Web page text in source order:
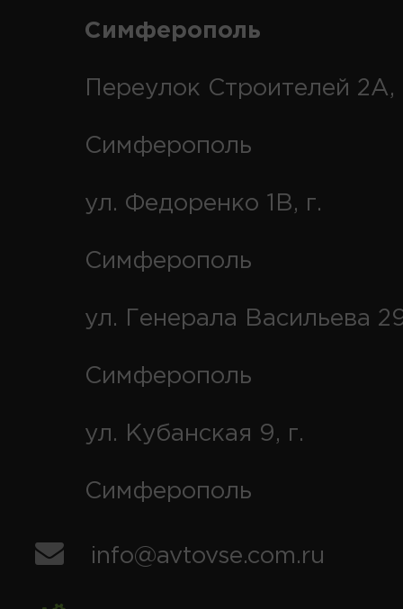
Симферополь
Переулок Строителей 2А,
Симферополь
ул. Федоренко 1В, г.
Симферополь
ул. Генерала Васильева
Симферополь
ул. Кубанская 9, г.
Симферополь
info@avtovse.com.ru